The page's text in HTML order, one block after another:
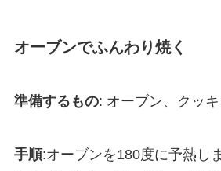
オーブンでふんわり焼く
準備するもの: オーブン、クッ
手順:オーブンを180度に予熱し